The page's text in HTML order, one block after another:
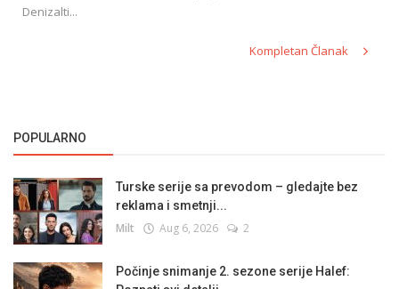
Denizalti...
Kompletan Članak
POPULARNO
Turske serije sa prevodom – gledajte bez
reklama i smetnji...
Milt Aug 6, 2026 2
Počinje snimanje 2. sezone serije Halef: